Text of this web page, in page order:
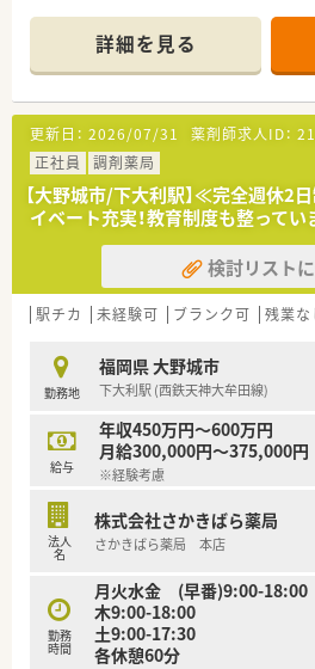
35枚程度と、一人ひとりの患者様
■正社員の薬剤師1名と事務スタッ
数ながらも効率的でアットホーム
す。
【募集背景と求める人物像について
■今後の在宅業務の拡充や体制強
耳鼻科応需の経験がある方はもち
す。
■フォローアップやトレーシングレ
高い対人業務に対して前向きに取
■地域に根ざした「かかりつけ」と
ーションを大切にし、主体的に行
【法人特徴について】
■福岡県を中心に116店舗を展開す
安定した経営基盤のもとで多様な
す。
■全社員が残業ゼロで勤務するこ
が常態化しがちな医療業界におい
■産休・育休の取得率は100％を誇
利用して復帰するなど、女性も男
【求人情報について】
■想定年収は440万円から550万円
経験やスキルを正当に評価した上
詳細を見る
更新日： 2026/07/31 薬剤師求人ID：
正社員
調剤薬局
【大野城市/下大利駅】≪完全週休2
イベート充実！教育制度も整ってい
検討リスト
駅チカ 未経験可 ブランク可 残業
勤務地
福岡県 大野城市
下大利駅 (西鉄天神大牟田線)
給与
年収450万円～600万円
月給300,000円～375,000円
※経験考慮
法人
名
株式会社さかきばら薬局
さかきばら薬局 本店
勤務
時間
月火水金 (早番)9:00-
木9:00-18:00
土9:00-17:30
各休憩60分